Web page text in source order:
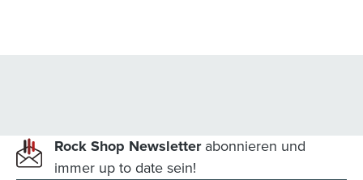
Rock Shop Newsletterabonnieren und
immer up to date sein!